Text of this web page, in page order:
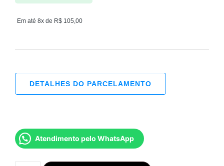
Em até 8x de R$ 105,00
DETALHES DO PARCELAMENTO
Atendimento pelo WhatsApp